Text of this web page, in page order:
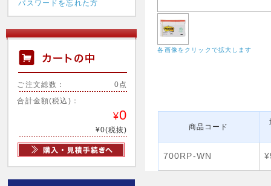
パスワードを忘れた方
ご注文総数： 0点
合計金額(税込)：
¥0
¥0(税抜)
各画像をクリックで拡大します
商品コード
700RP-WN